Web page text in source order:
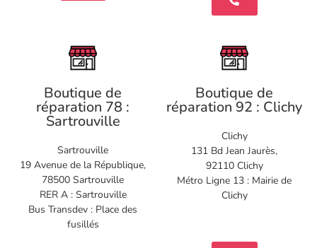
Boutique de
réparation 78 :
Sartrouville
Sartrouville
19 Avenue de la République,
78500 Sartrouville
RER A : Sartrouville
Bus Transdev : Place des
fusillés
Boutique de
réparation 92 : Clichy
Clichy
131 Bd Jean Jaurès,
92110 Clichy
Métro Ligne 13 : Mairie de
Clichy